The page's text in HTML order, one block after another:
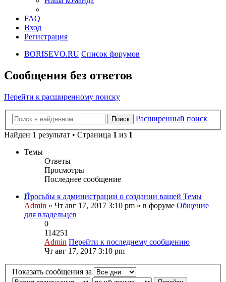
FAQ
Вход
Регистрация
BORISEVO.RU Список форумов
Сообщения без ответов
Перейти к расширенному поиску
Поиск
Расширенный поиск
Найден 1 результат • Страница 1 из 1
Темы
Ответы
Просмотры
Последнее сообщение
Просьбы к администрации о создании вашей Темы
Admin » Чт авг 17, 2017 3:10 pm » в форуме Общение
для владельцев
0
114251
Admin Перейти к последнему сообщению
Чт авг 17, 2017 3:10 pm
Показать сообщения за